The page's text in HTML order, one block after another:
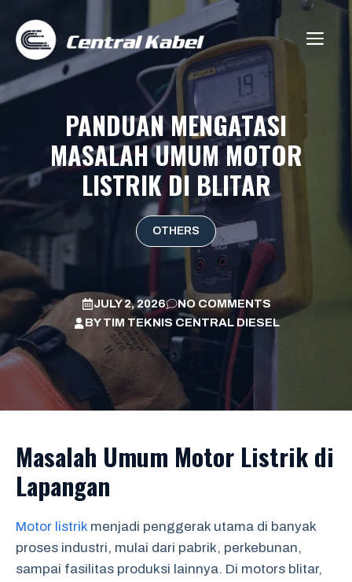
content
PANDUAN MENGATASI
MASALAH UMUM MOTOR
LISTRIK DI BLITAR
OTHERS
JULY 2, 2026
NO COMMENTS
BYTIM TEKNIS CENTRAL DIESEL
Masalah Umum Motor Listrik di
Lapangan
Motor listrik menjadi penggerak utama di banyak
proses industri, mulai dari pabrik, perkebunan,
sampai fasilitas produksi lainnya. Di motors blitar,